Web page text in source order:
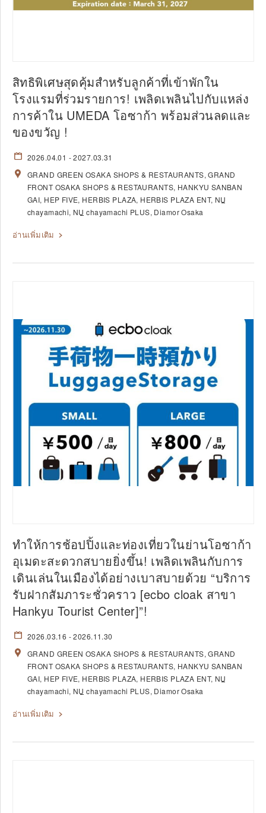
สิทธิพิเศษสุดคุ้มสำหรับลูกค้าที่เข้าพักใน
โรงแรมที่ร่วมรายการ! เพลิดเพลินไปกับแหล่ง
การค้าใน UMEDA โอซาก้า พร้อมส่วนลดและ
ของขวัญ !
2026.04.01 - 2027.03.31
GRAND GREEN OSAKA SHOPS & RESTAURANTS GRAND
FRONT OSAKA SHOPS & RESTAURANTS HANKYU SANBAN
GAI HEP FIVE HERBIS PLAZA HERBIS PLAZA ENT NU
chayamachi NU chayamachi PLUS Diamor Osaka
อ่านเพิ่มเติม
ทำให้การช้อปปิ้งและท่องเที่ยวในย่านโอซาก้า
อุเมดะสะดวกสบายยิ่งขึ้น! เพลิดเพลินกับการ
เดินเล่นในเมืองได้อย่างเบาสบายด้วย “บริการ
รับฝากสัมภาระชั่วคราว [ecbo cloak สาขา
Hankyu Tourist Center]”!
2026.03.16 - 2026.11.30
GRAND GREEN OSAKA SHOPS & RESTAURANTS GRAND
FRONT OSAKA SHOPS & RESTAURANTS HANKYU SANBAN
GAI HEP FIVE HERBIS PLAZA HERBIS PLAZA ENT NU
chayamachi NU chayamachi PLUS Diamor Osaka
อ่านเพิ่มเติม